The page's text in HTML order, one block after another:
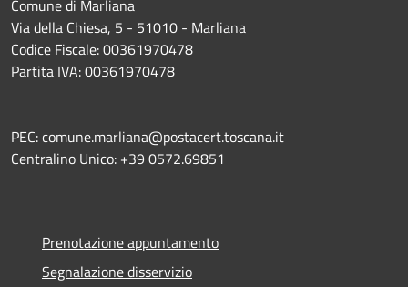
Comune di Marliana
Via della Chiesa, 5 - 51010 - Marliana
Codice Fiscale: 00361970478
Partita IVA: 00361970478
PEC: comune.marliana@postacert.toscana.it
Centralino Unico: +39 0572.69851
Prenotazione appuntamento
Segnalazione disservizio